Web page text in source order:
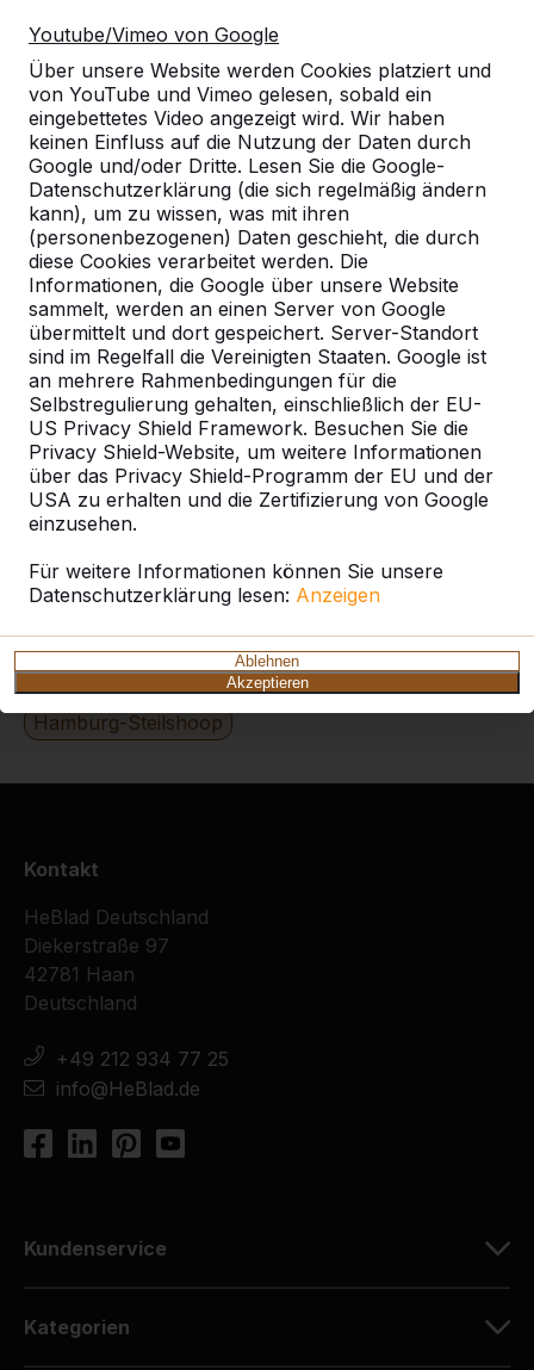
Youtube/Vimeo von Google
Über unsere Website werden Cookies platziert und
von YouTube und Vimeo gelesen, sobald ein
eingebettetes Video angezeigt wird. Wir haben
keinen Einfluss auf die Nutzung der Daten durch
Google und/oder Dritte. Lesen Sie die Google-
Datenschutzerklärung (die sich regelmäßig ändern
kann), um zu wissen, was mit ihren
(personenbezogenen) Daten geschieht, die durch
diese Cookies verarbeitet werden. Die
Informationen, die Google über unsere Website
sammelt, werden an einen Server von Google
übermittelt und dort gespeichert. Server-Standort
sind im Regelfall die Vereinigten Staaten. Google ist
an mehrere Rahmenbedingungen für die
Selbstregulierung gehalten, einschließlich der EU-
US Privacy Shield Framework. Besuchen Sie die
Privacy Shield-Website, um weitere Informationen
über das Privacy Shield-Programm der EU und der
USA zu erhalten und die Zertifizierung von Google
einzusehen.
Für weitere Informationen können Sie unsere
Datenschutzerklärung lesen: Anzeigen
Ablehnen
Akzeptieren
Referenzen
Unsere Produkte finden Sie in ganz Europa
und darüber hinaus. Sehen Sie hier, wo Sie
ein HeBlad-Produkt in Ihrer Nähe finden.
Produkt
Alles anzeigen
Kategorie
Alles anzeigen
Ort oder Postleitzahl suchen
Zie ook
Hamburg-Steilshoop
Kontakt
HeBlad Deutschland
Diekerstraße 97
42781 Haan
Deutschland
+49 212 934 77 25
info@HeBlad.de
Kundenservice
Kategorien